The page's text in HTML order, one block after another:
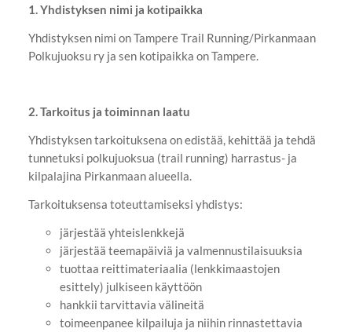
1. Yhdistyksen nimi ja kotipaikka
Yhdistyksen nimi on Tampere Trail Running/Pirkanmaan
Polkujuoksu ry ja sen kotipaikka on Tampere.
2. Tarkoitus ja toiminnan laatu
Yhdistyksen tarkoituksena on edistää, kehittää ja tehdä
tunnetuksi polkujuoksua (trail running) harrastus- ja
kilpalajina Pirkanmaan alueella.
Tarkoituksensa toteuttamiseksi yhdistys:
järjestää yhteislenkkejä
järjestää teemapäiviä ja valmennustilaisuuksia
tuottaa reittimateriaalia (lenkkimaastojen
esittely) julkiseen käyttöön
hankkii tarvittavia välineitä
toimeenpanee kilpailuja ja niihin rinnastettavia